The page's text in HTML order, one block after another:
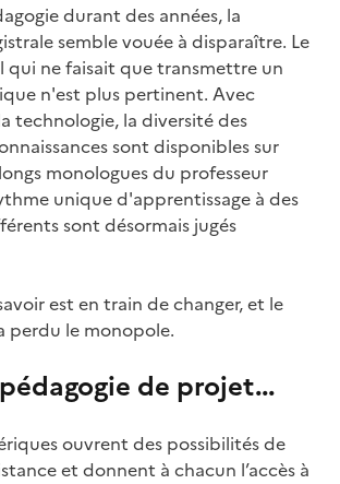
durant des années, la
semble vouée à disparaître. Le
qui ne faisait que transmettre un
n'est plus pertinent. Avec
technologie, la diversité des
sont disponibles sur
monologues du professeur
unique d'apprentissage à des
sont désormais jugés
est en train de changer, et le
perdu le monopole.
de projet...
ouvrent des possibilités de
et donnent à chacun l’accès à